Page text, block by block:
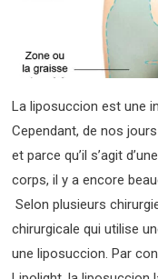
La liposuccion est une
Cependant, de nos
et parce qu’il s’agit
corps, il y a encore
Selon plusieurs
chirurgicale qui utilise
une liposuccion. Par